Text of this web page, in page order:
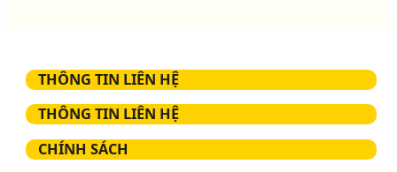
THÔNG TIN LIÊN HỆ
THÔNG TIN LIÊN HỆ
CHÍNH SÁCH